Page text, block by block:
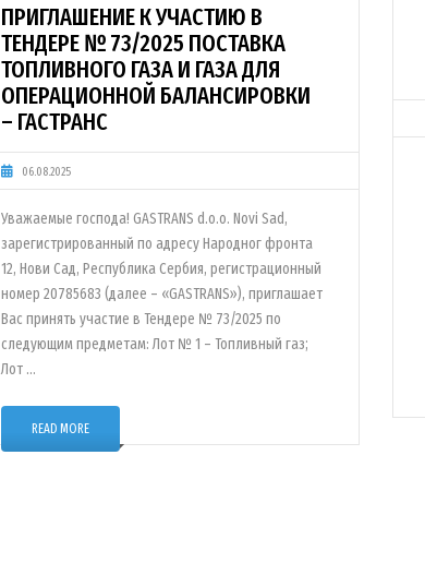
ПРИГЛАШЕНИЕ К УЧАСТИЮ В
ТЕНДЕРЕ № 73/2025 ПОСТАВКА
ТОПЛИВНОГО ГАЗА И ГАЗА ДЛЯ
ОПЕРАЦИОННОЙ БАЛАНСИРОВКИ
– ГАСТРАНС
06.08.2025
Уважаемые господа! GASTRANS d.o.o. Novi Sad,
зарегистрированный по адресу Народног фронта
12, Нови Сад, Республика Сербия, регистрационный
номер 20785683 (далее – «GASTRANS»), приглашает
Вас принять участие в Тендере № 73/2025 по
следующим предметам: Лот № 1 – Топливный газ;
Лот …
READ MORE